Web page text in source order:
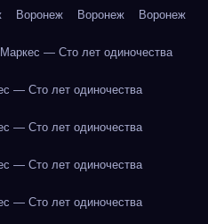
Воронеж Воронеж Воронеж
Маркес — Сто лет одиночества
— Сто лет одиночества
— Сто лет одиночества
— Сто лет одиночества
— Сто лет одиночества